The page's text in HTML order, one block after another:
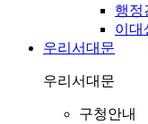
행정
이대
우리서대문
우리서대문
구청안내